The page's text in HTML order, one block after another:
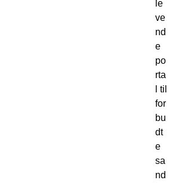
le
ve
nd
e
po
rta
l til
for
bu
dt
e
sa
nd